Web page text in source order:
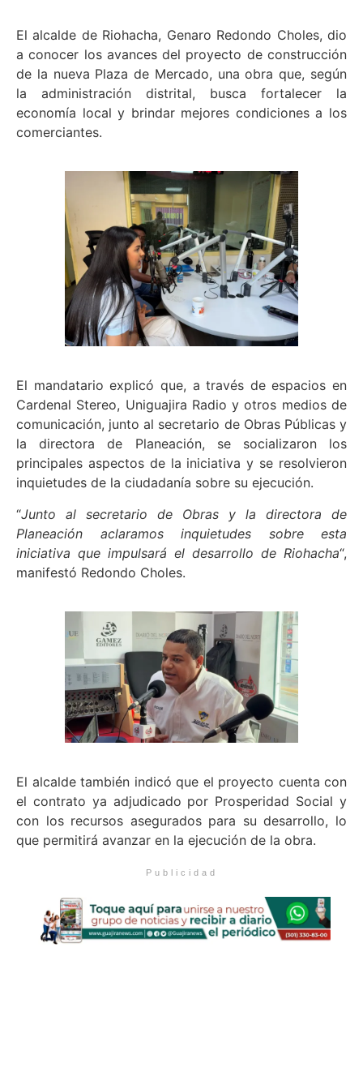
El alcalde de Riohacha, Genaro Redondo Choles, dio
a conocer los avances del proyecto de construcción
de la nueva Plaza de Mercado, una obra que, según
la administración distrital, busca fortalecer la
economía local y brindar mejores condiciones a los
comerciantes.
El mandatario explicó que, a través de espacios en
Cardenal Stereo, Uniguajira Radio y otros medios de
comunicación, junto al secretario de Obras Públicas y
la directora de Planeación, se socializaron los
principales aspectos de la iniciativa y se resolvieron
inquietudes de la ciudadanía sobre su ejecución.
“Junto al secretario de Obras y la directora de
Planeación aclaramos inquietudes sobre esta
iniciativa que impulsará el desarrollo de Riohacha“,
manifestó Redondo Choles.
El alcalde también indicó que el proyecto cuenta con
el contrato ya adjudicado por Prosperidad Social y
con los recursos asegurados para su desarrollo, lo
que permitirá avanzar en la ejecución de la obra.
Publicidad